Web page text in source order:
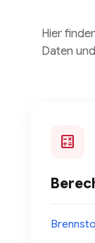
Hier
Daten
calculate